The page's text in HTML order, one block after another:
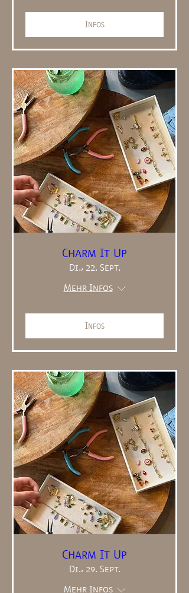
Infos
Charm It Up
Di., 22. Sept.
Mehr Infos
Infos
Charm It Up
Di., 29. Sept.
Mehr Infos